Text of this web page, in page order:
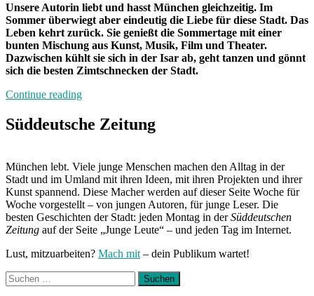
Unsere Autorin liebt und hasst München gleichzeitig. Im
Sommer überwiegt aber eindeutig die Liebe für diese Stadt. Das
Leben kehrt zurück. Sie genießt die Sommertage mit einer
bunten Mischung aus Kunst, Musik, Film und Theater.
Dazwischen kühlt sie sich in der Isar ab, geht tanzen und gönnt
sich die besten Zimtschnecken der Stadt.
Continue reading„Von
bis
Freitag
mit
Ornella“
Süddeutsche Zeitung
München lebt. Viele junge Menschen machen den Alltag in der
Stadt und im Umland mit ihren Ideen, mit ihren Projekten und ihrer
Kunst spannend. Diese Macher werden auf dieser Seite Woche für
Woche vorgestellt – von jungen Autoren, für junge Leser. Die
besten Geschichten der Stadt: jeden Montag in derSüddeutschen
Zeitung auf der Seite „Junge Leute“ – und jeden Tag im Internet.
Lust, mitzuarbeiten? Mach mit – dein Publikum wartet!
Suchen
nach: